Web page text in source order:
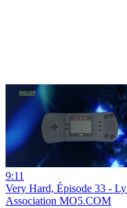
9:11
Very Hard, Épisode 33 -
Association MO5.COM